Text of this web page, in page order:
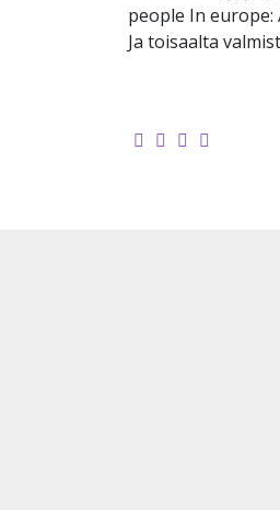
people In
Ja toisaalta